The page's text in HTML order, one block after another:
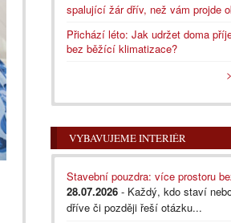
spalující žár dřív, než vám projde
Přichází léto: Jak udržet doma
bez běžící klimatizace?
VYBAVUJEME INTERIÉR
Stavební pouzdra: více prostoru
28.07.2026 - Každý, kdo staví
dříve či později řeší otázku...